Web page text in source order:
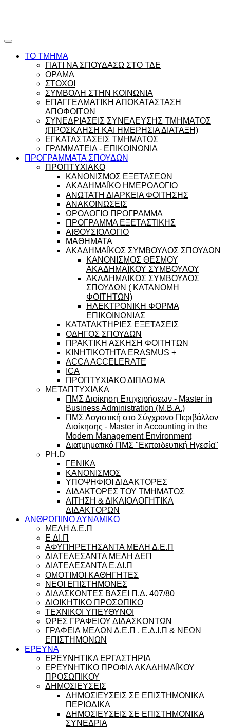
ΤΟ ΤΜΗΜΑ
ΓΙΑΤΙ ΝΑ ΣΠΟΥΔΑΣΩ ΣΤΟ ΤΔΕ
ΟΡΑΜΑ
ΣΤΟΧΟΙ
ΣΥΜΒΟΛΗ ΣΤΗΝ ΚΟΙΝΩΝΙΑ
ΕΠΑΓΓΕΛΜΑΤΙΚΗ ΑΠΟΚΑΤΑΣΤΑΣΗ
ΑΠΟΦΟΙΤΩΝ
ΣΥΝΕΔΡΙΑΣΕΙΣ ΣΥΝΕΛΕΥΣΗΣ ΤΜΗΜΑΤΟΣ
(ΠΡΟΣΚΛΗΣΗ ΚΑΙ ΗΜΕΡΗΣΙΑ ΔΙΑΤΑΞΗ)
ΕΓΚΑΤΑΣΤΑΣΕΙΣ ΤΜΗΜΑΤΟΣ
ΓΡΑΜΜΑΤΕΙΑ - ΕΠΙΚΟΙΝΩΝΙΑ
ΠΡΟΓΡΑΜΜΑΤΑ ΣΠΟΥΔΩΝ
ΠΡΟΠΤΥΧΙΑΚΟ
ΚΑΝΟΝΙΣΜΟΣ ΕΞΕΤΑΣΕΩΝ
ΑΚΑΔΗΜΑΪΚΟ ΗΜΕΡΟΛΟΓΙΟ
ΑΝΩΤΑΤΗ ΔΙΑΡΚΕΙΑ ΦΟΙΤΗΣΗΣ
ΑΝΑΚΟΙΝΩΣΕΙΣ
ΩΡΟΛΟΓΙΟ ΠΡΟΓΡΑΜΜΑ
ΠΡΟΓΡΑΜΜΑ ΕΞΕΤΑΣΤΙΚΗΣ
ΑΙΘΟΥΣΙΟΛΟΓΙΟ
ΜΑΘΗΜΑΤΑ
ΑΚΑΔΗΜΑΪΚΟΣ ΣΥΜΒΟΥΛΟΣ ΣΠΟΥΔΩΝ
ΚΑΝΟΝΙΣΜΟΣ ΘΕΣΜΟΥ
ΑΚΑΔΗΜΑΪΚΟΥ ΣΥΜΒΟΥΛΟΥ
ΑΚΑΔΗΜΑΪΚΟΣ ΣΥΜΒΟΥΛΟΣ
ΣΠΟΥΔΩΝ ( ΚΑΤΑΝΟΜΗ
ΦΟΙΤΗΤΩΝ)
ΗΛΕΚΤΡΟΝΙΚΗ ΦΟΡΜΑ
ΕΠΙΚΟΙΝΩΝΙΑΣ
ΚΑΤΑΤΑΚΤΗΡΙΕΣ ΕΞΕΤΑΣΕΙΣ
ΟΔΗΓΟΣ ΣΠΟΥΔΩΝ
ΠΡΑΚΤΙΚΗ ΑΣΚΗΣΗ ΦΟΙΤΗΤΩΝ
ΚΙΝΗΤΙΚΟΤΗΤΑ ERASMUS +
ACCA ACCELERATE
ICA
ΠΡΟΠΤΥΧΙΑΚΟ ΔΙΠΛΩΜΑ
ΜΕΤΑΠΤΥΧΙΑΚΑ
ΠΜΣ Διοίκηση Επιχειρήσεων - Master in
Business Administration (M.B.A.)
ΠΜΣ Λογιστική στο Σύγχρονο Περιβάλλον
Διοίκησης - Master in Accounting in the
Modern Management Environment
Διατμηματικό ΠΜΣ "Εκπαιδευτική Ηγεσία"
PH.D
ΓΕΝΙΚΑ
ΚΑΝΟΝΙΣΜΟΣ
ΥΠΟΨΗΦΙΟΙ ΔΙΔΑΚΤΟΡΕΣ
ΔΙΔΑΚΤΟΡΕΣ ΤΟΥ ΤΜΗΜΑΤΟΣ
ΑΙΤΗΣΗ & ΔΙΚΑΙΟΛΟΓΗΤΙΚΑ
ΔΙΔΑΚΤΟΡΩΝ
ΑΝΘΡΩΠΙΝΟ ΔΥΝΑΜΙΚΟ
ΜΕΛΗ Δ.Ε.Π
Ε.ΔΙ.Π
ΑΦΥΠΗΡΕΤΗΣΑΝΤΑ ΜΕΛΗ Δ.Ε.Π
ΔΙΑΤΕΛΕΣΑΝΤΑ ΜΕΛΗ ΔΕΠ
ΔΙΑΤΕΛΕΣΑΝΤΑ Ε.ΔΙ.Π
ΟΜΟΤΙΜΟΙ ΚΑΘΗΓΗΤΕΣ
ΝΕΟΙ ΕΠΙΣΤΗΜΟΝΕΣ
ΔΙΔΑΣΚΟΝΤΕΣ ΒΑΣΕΙ Π.Δ. 407/80
ΔΙΟΙΚΗΤΙΚΟ ΠΡΟΣΩΠΙΚΟ
ΤΕΧΝΙΚΟΙ ΥΠΕΥΘΥΝΟΙ
ΩΡΕΣ ΓΡΑΦΕΙΟΥ ΔΙΔΑΣΚΟΝΤΩΝ
ΓΡΑΦΕΙΑ ΜΕΛΩΝ Δ.Ε.Π , Ε.Δ.Ι.Π & ΝΕΩΝ
ΕΠΙΣΤΗΜΟΝΩΝ
ΕΡΕΥΝΑ
ΕΡΕΥΝΗΤΙΚΑ ΕΡΓΑΣΤΗΡΙΑ
ΕΡΕΥΝΗΤΙΚΟ ΠΡΟΦΙΛ ΑΚΑΔΗΜΑΪΚΟΥ
ΠΡΟΣΩΠΙΚΟΥ
ΔΗΜΟΣΙΕΥΣΕΙΣ
ΔΗΜΟΣΙΕΥΣΕΙΣ ΣΕ ΕΠΙΣΤΗΜΟΝΙΚΑ
ΠΕΡΙΟΔΙΚΑ
ΔΗΜΟΣΙΕΥΣΕΙΣ ΣΕ ΕΠΙΣΤΗΜΟΝΙΚΑ
ΣΥΝΕΔΡΙΑ